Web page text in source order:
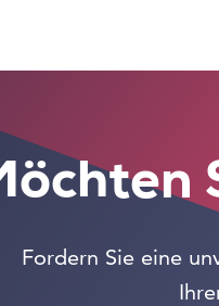
Fordern Sie eine